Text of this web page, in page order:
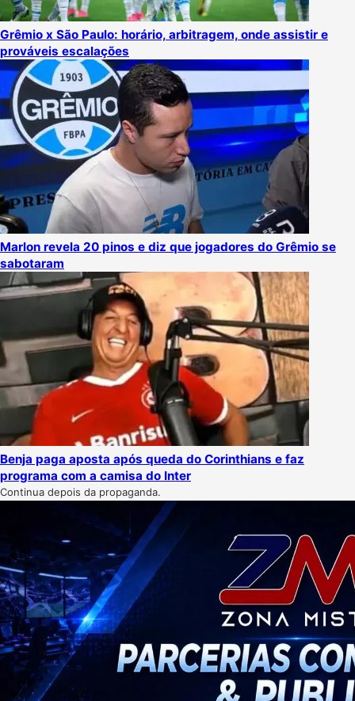
Grêmio x São Paulo: horário, arbitragem, onde assistir e
prováveis escalações
Marlon revela 20 pinos e diz que jogadores do Grêmio se
sabotaram
Benja paga aposta após queda do Corinthians e faz
programa com a camisa do Inter
Continua depois da propaganda.